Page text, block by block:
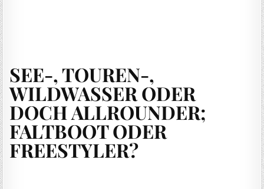
SEE-, TOUREN-,
WILDWASSER ODER
DOCH ALLROUNDER;
FALTBOOT ODER
FREESTYLER?